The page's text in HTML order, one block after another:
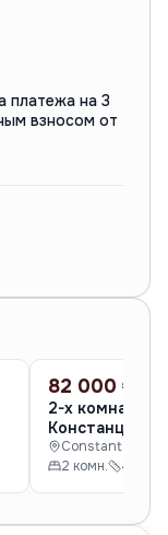
платежа на 3
взносом от
ПРОДАЖА
82 000 €
2-х комнатная
Констанце
Constanta
2 комн.
40 м²